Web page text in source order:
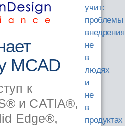
MCAD
к
и CATIA®,
Edge®,
учит:
проблемы
внедрения
не
в
людях
и
не
в
продуктах